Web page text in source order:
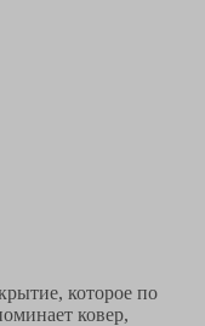
которое по
ковер,